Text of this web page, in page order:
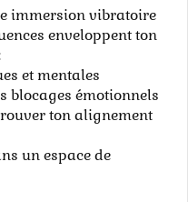
immersion vibratoire
enveloppent ton
et mentales
blocages émotionnels
ton alignement
un espace de